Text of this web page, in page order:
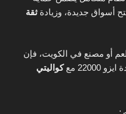
أسواق جديدة، وزيادةثقة
أو مصنع في الكويت، فإن
مع
كواليتي
.